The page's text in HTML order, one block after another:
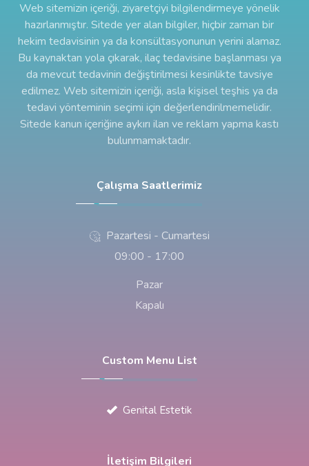
Web sitemizin içeriği, ziyaretçiyi bilgilendirmeye yönelik
hazırlanmıştır. Sitede yer alan bilgiler, hiçbir zaman bir
hekim tedavisinin ya da konsültasyonunun yerini alamaz.
Bu kaynaktan yola çıkarak, ilaç tedavisine başlanması ya
da mevcut tedavinin değiştirilmesi kesinlikte tavsiye
edilmez. Web sitemizin içeriği, asla kişisel teşhis ya da
tedavi yönteminin seçimi için değerlendirilmemelidir.
Sitede kanun içeriğine aykırı ilan ve reklam yapma kastı
bulunmamaktadır.
Çalışma Saatlerimiz
Pazartesi - Cumartesi
09:00 - 17:00
Pazar
Kapalı
Custom Menu List
Genital Estetik
İletişim Bilgileri